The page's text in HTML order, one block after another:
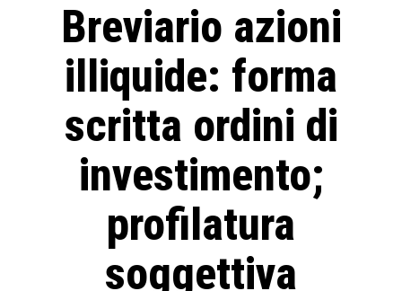
Breviario azioni
illiquide: forma
scritta ordini di
investimento;
profilatura
soggettiva